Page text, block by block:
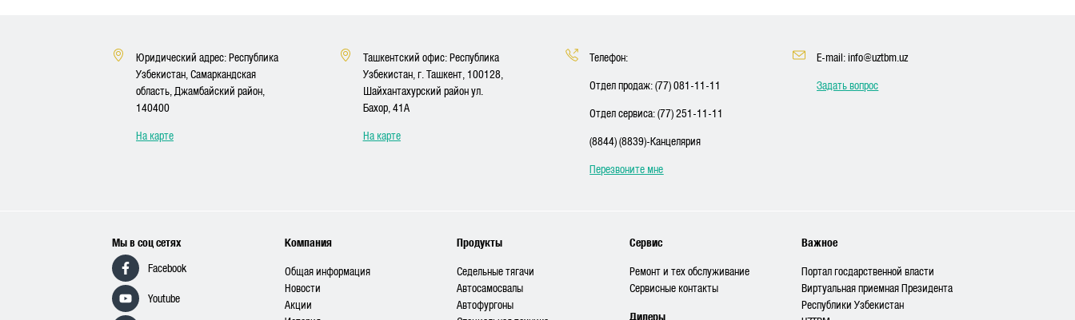
Юридический адрес: Республика
Узбекистан, Самаркандская
область, Джамбайский район,
140400
На карте
Ташкентский офис: Республика
Узбекистан, г. Ташкент, 100128,
Шайхантахурский район ул.
Бахор, 41A
На карте
Телефон:
Отдел продаж: (77) 081-11-11
Отдел сервиса: (77) 251-11-11
(8844) (8839)-Канцелярия
Перезвоните мне
E-mail: info@uztbm.uz
Задать вопрос
Мы в соц сетях
Facebook
Youtube
Компания
Общая информация
Новости
Акции
Продукты
Седельные тягачи
Автосамосвалы
Автофургоны
Сервис
Ремонт и тех обслуживание
Сервисные контакты
Дилеры
Важное
Портал госдарственной власти
Виртуальная приемная Президента
Республики Узбекистан